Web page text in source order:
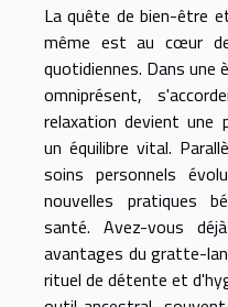
La quête de bien-être
même est au cœur
quotidiennes. Dans une
omniprésent,
relaxation devient une
un équilibre vital.
soins personnels
nouvelles pratiques
santé. Avez-vous
avantages du gratte-
rituel de détente et